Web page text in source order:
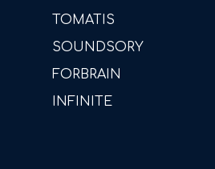
TOMATIS
SOUNDSORY
FORBRAIN
INFINITE